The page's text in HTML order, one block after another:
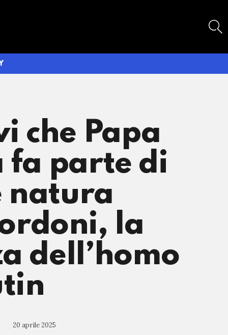
che Papa
fa parte di
natura
la
dell’homo
20 aprile 2025